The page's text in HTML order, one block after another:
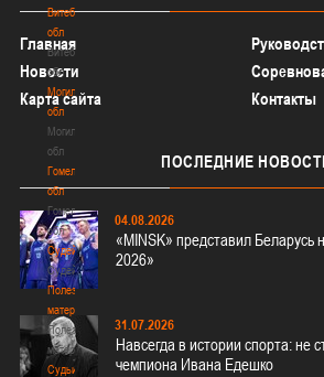
Витебская
обл
Витебская
обл
Могилевская
обл
Могилевская
обл
Гомельская
обл
Гомельская
обл
Судейство
Судейство
Полезные
материалы
Полезные
материалы
Судьи
Главная
Новости
Карта сайта
Контакты
ПОСЛЕДНИЕ
04.08.2026
«MINSK» представил Беларусь
2026»
31.07.2026
Навсегда в истории спорта: не
чемпиона Ивана Едешко